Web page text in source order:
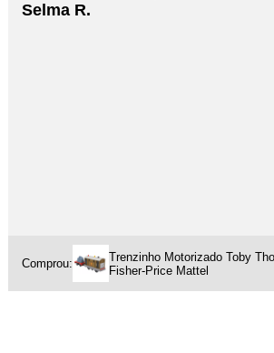
Selma R.
Comprou:
Trenzinho Motorizado Toby
Fisher-Price Mattel